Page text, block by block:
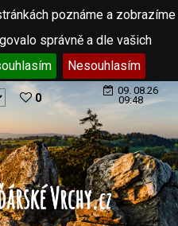
poznáme a zobrazíme
správně a dle vašich
Nesouhlasím
0
09. 08.26
09:48